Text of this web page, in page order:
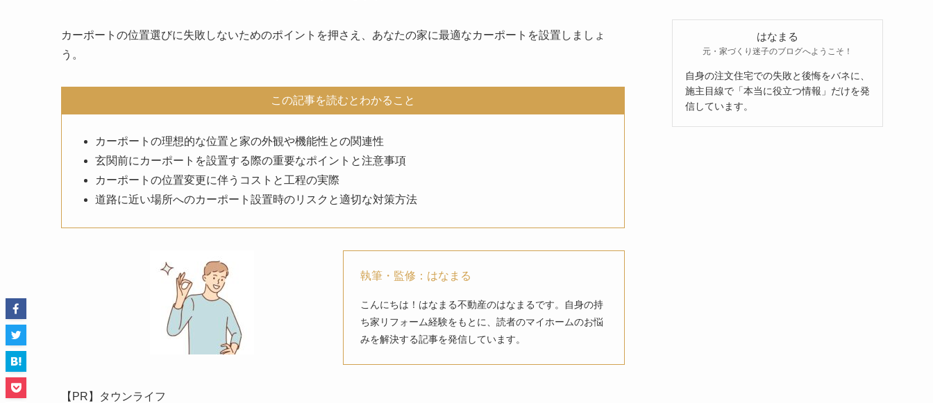
カーポートの位置選びに失敗しないためのポイントを押さえ、あなたの家に最適なカーポートを設置しましょ
う。
この記事を読むとわかること
カーポートの理想的な位置と家の外観や機能性との関連性
玄関前にカーポートを設置する際の重要なポイントと注意事項
カーポートの位置変更に伴うコストと工程の実際
道路に近い場所へのカーポート設置時のリスクと適切な対策方法
執筆・監修：はなまる
こんにちは！はなまる不動産のはなまるです。自身の持
ち家リフォーム経験をもとに、読者のマイホームのお悩
みを解決する記事を発信しています。
【PR】タウンライフ
はなまる
元・家づくり迷子のブログへようこそ！
自身の注文住宅での失敗と後悔をバネに、
施主目線で「本当に役立つ情報」だけを発
信しています。